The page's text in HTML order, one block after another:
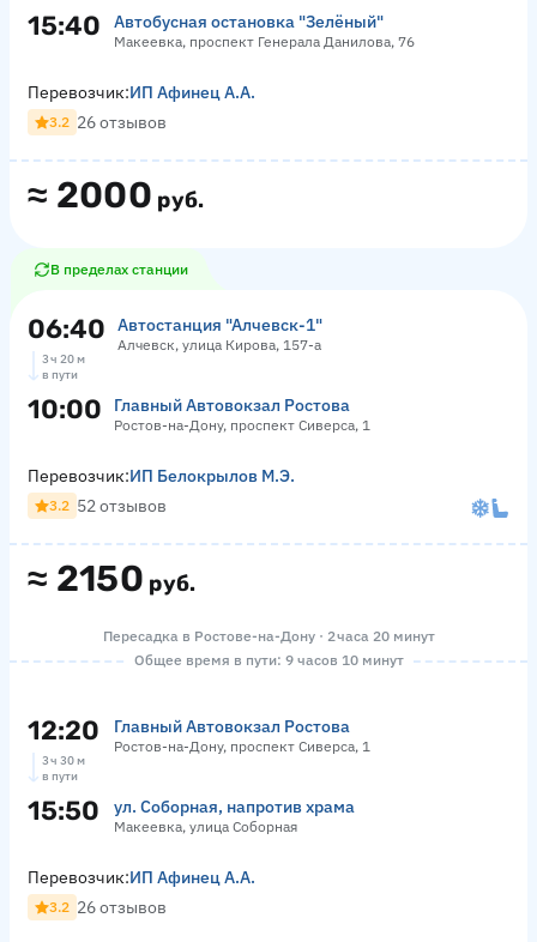
15:40 Автобусная остановка "Зелёный"
Макеевка, проспект Генерала Данилова, 76
≈ 2000 руб.
Перевозчик:ИП Афинец А.А.
3.2 26 отзывов
В пределах станции
06:40 Автостанция "Алчевск-1"
Алчевск, улица Кирова, 157-а
3 ч 20 м
в пути
10:00 Главный Автовокзал Ростова
Ростов-на-Дону, проспект Сиверса, 1
≈ 2150 руб.
Перевозчик:ИП Белокрылов М.Э.
3.2 52 отзывов
Пересадка в Ростове-на-Дону · 2 часа 20 минут
Общее время в пути: 9 часов 10 минут
12:20 Главный Автовокзал Ростова
Ростов-на-Дону, проспект Сиверса, 1
3 ч 30 м
в пути
15:50 ул. Соборная, напротив храма
Макеевка, улица Соборная
Перевозчик:ИП Афинец А.А.
3.2 26 отзывов